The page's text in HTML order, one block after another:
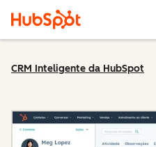
CRM Inteligente da HubSpot